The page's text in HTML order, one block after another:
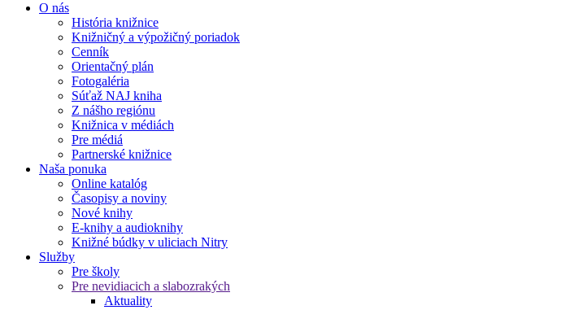
O nás
História knižnice
Knižničný a výpožičný poriadok
Cenník
Orientačný plán
Fotogaléria
Súťaž NAJ kniha
Z nášho regiónu
Knižnica v médiách
Pre médiá
Partnerské knižnice
Naša ponuka
Online katalóg
Časopisy a noviny
Nové knihy
E-knihy a audioknihy
Knižné búdky v uliciach Nitry
Služby
Pre školy
Pre nevidiacich a slabozrakých
Aktuality